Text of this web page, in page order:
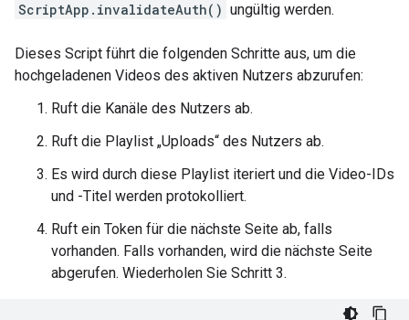
ScriptApp.invalidateAuth() ungültig werden.
Dieses Script führt die folgenden Schritte aus, um die
hochgeladenen Videos des aktiven Nutzers abzurufen:
Ruft die Kanäle des Nutzers ab.
Ruft die Playlist „Uploads“ des Nutzers ab.
Es wird durch diese Playlist iteriert und die Video-IDs
und -Titel werden protokolliert.
Ruft ein Token für die nächste Seite ab, falls
vorhanden. Falls vorhanden, wird die nächste Seite
abgerufen. Wiederholen Sie Schritt 3.